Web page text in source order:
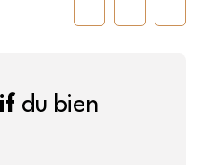
du bien